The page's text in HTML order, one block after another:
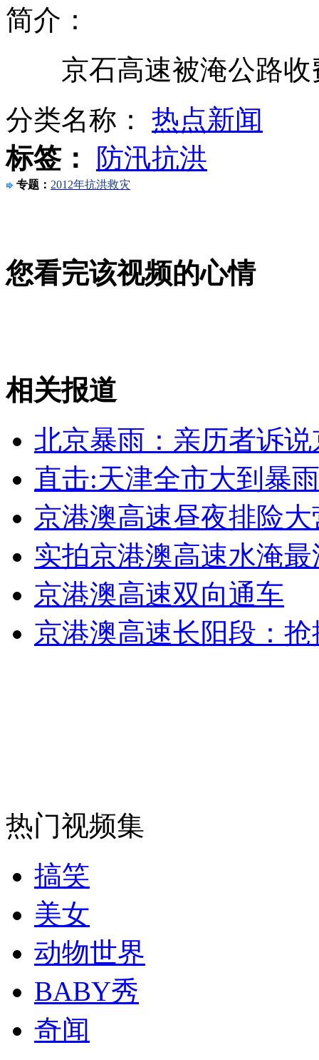
天天生活秀：舌尖上的第1次
粗心父亲将婴儿忘在车内致其热死
女孩北京地铁殴打老人 痛下狠手拳打脚踢
无痛分娩是否安全 医生回应
外交部：反对强权政治霸凌主义
外交部：有关国家言论片面不公正
纽约上演“枕头大战”
司机酒驾遇交警 急速倒车逃窜
简介：
京石高速被淹公路收
分类名称： 热点新闻
标签：
防汛抗洪
专题： 2012年抗洪救灾
您看完该视频的心情
相关报道
北京暴雨：亲历者诉
直击:天津全市大到暴
京港澳高速昼夜排险
实拍京港澳高速水淹
京港澳高速双向通车
京港澳高速长阳段：
热门视频集
搞笑
美女
动物世界
BABY秀
奇闻